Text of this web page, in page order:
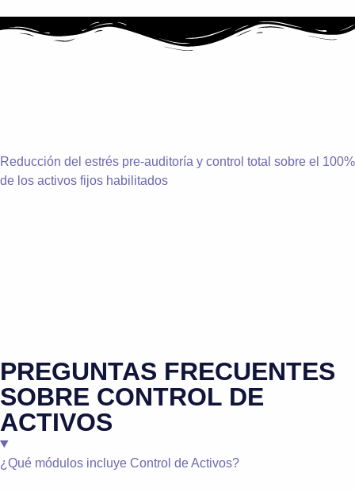
Reducción del estrés pre-auditoría y control total sobre el 100%
de los activos fijos habilitados
PREGUNTAS FRECUENTES
SOBRE CONTROL DE
ACTIVOS
¿ Qué módulos incluye Control de Activos?